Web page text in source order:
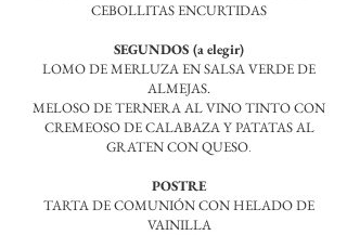
CEBOLLITAS ENCURTIDAS
SEGUNDOS (a elegir)
LOMO DE MERLUZA EN SALSA VERDE DE
ALMEJAS.
MELOSO DE TERNERA AL VINO TINTO CON
CREMEOSO DE CALABAZA Y PATATAS AL
GRATEN CON QUESO.
POSTRE
TARTA DE COMUNIÓN CON HELADO DE
VAINILLA